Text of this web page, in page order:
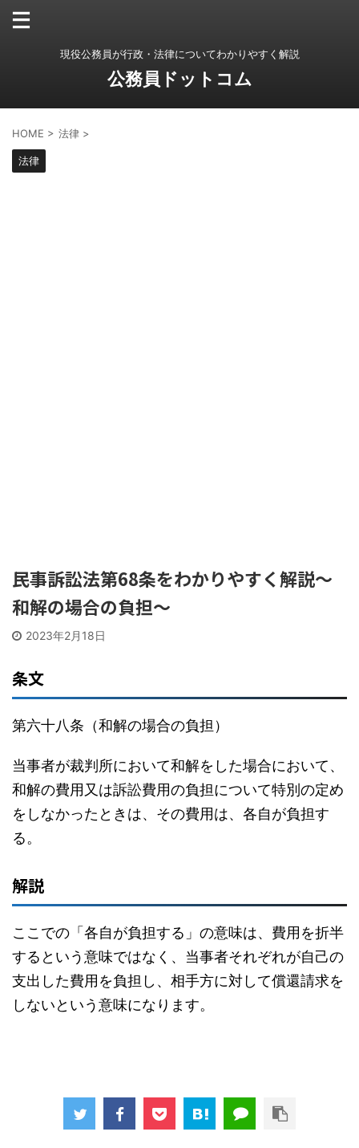
現役公務員が行政・法律についてわかりやすく解説
公務員ドットコム
HOME > 法律 >
法律
民事訴訟法第68条をわかりやすく解説〜
和解の場合の負担〜
2023年2月18日
条文
第六十八条（和解の場合の負担）
当事者が裁判所において和解をした場合において、
和解の費用又は訴訟費用の負担について特別の定め
をしなかったときは、その費用は、各自が負担す
る。
解説
ここでの「各自が負担する」の意味は、費用を折半
するという意味ではなく、当事者それぞれが自己の
支出した費用を負担し、相手方に対して償還請求を
しないという意味になります。